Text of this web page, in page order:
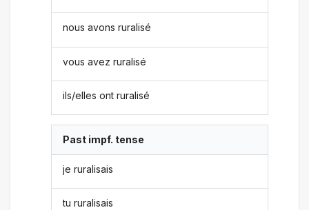
nous avons ruralisé
vous avez ruralisé
ils/elles ont ruralisé
Past impf. tense
je ruralisais
tu ruralisais